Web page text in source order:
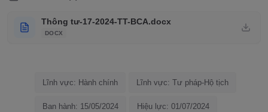
Thông tư-17-2024-TT-BCA.docx
DOCX
Lĩnh vực: Hành chính Lĩnh vực: Tư pháp-Hộ tịch
Ban hành: 15/05/2024 Hiệu lực: 01/07/2024